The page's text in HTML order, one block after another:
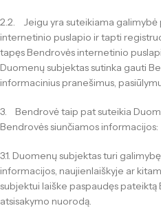
2.2. Jeigu yra suteikiama
internetinio puslapio ir tapti
tapęs Bendrovės internetinio
Duomenų subjektas sutinka gauti
informacinius pranešimus,
3. Bendrovė taip pat suteikia
Bendrovės siunčiamos informacijos:
3.1. Duomenų subjektas turi
informacijos, naujienlaiškyje ar
subjektui laiške paspaudęs pateiktą
atsisakymo nuorodą.